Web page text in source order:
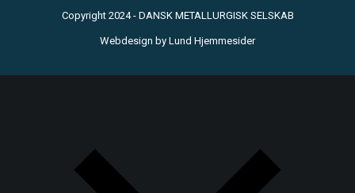
Copyright 2024 - DANSK METALLURGISK SELSKAB
Webdesign by Lund Hjemmesider